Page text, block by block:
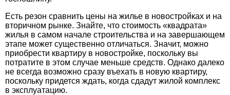
Есть резон сравнить цены на жилье в новостройках и на
вторичном рынке. Знайте, что стоимость «квадрата»
жилья в самом начале строительства и на завершающем
этапе может существенно отличаться. Значит, можно
приобрести квартиру в новостройке, поскольку вы
потратите в этом случае меньше средств. Однако далеко
не всегда возможно сразу въехать в новую квартиру,
поскольку придется ждать, когда сдадут жилой комплекс
в эксплуатацию.